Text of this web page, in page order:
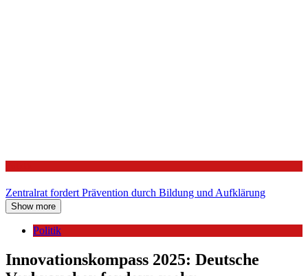
Zentralrat fordert Prävention durch Bildung und Aufklärung
Show more
Politik
Innovationskompass 2025: Deutsche